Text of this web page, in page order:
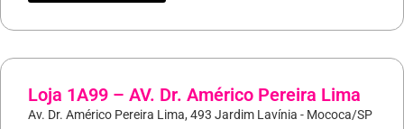
Loja 1A99 – AV. Dr. Américo Pereira Lima
Av. Dr. Américo Pereira Lima, 493 Jardim Lavínia - Mococa/SP